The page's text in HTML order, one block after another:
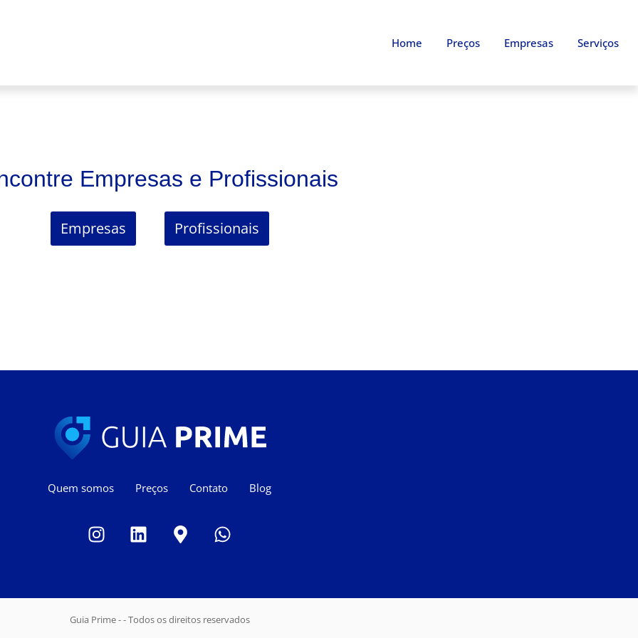
Home Preços Empresas Serviços
Empresas e Profissionais
Empresas Profissionais
Quem somos Preços Contato Blog
Guia Prime - - Todos os direitos reservados